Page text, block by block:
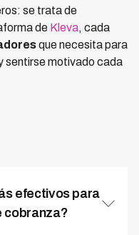
se trata de
de Kleva, cada
que necesita para
sentirse motivado cada
efectivos para
cobranza?